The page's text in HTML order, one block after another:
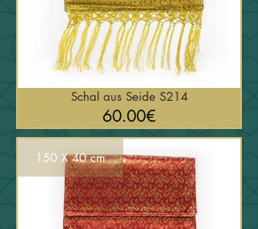
Schal aus Seide S214
60.00€السعر
150 X 40 cm